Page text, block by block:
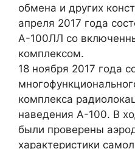
обмена и других
апреля 2017 года
А-100ЛЛ со
комплексом.
18 ноября 2017 года
комплекса
наведения А-100. В
были проверены
характеристики